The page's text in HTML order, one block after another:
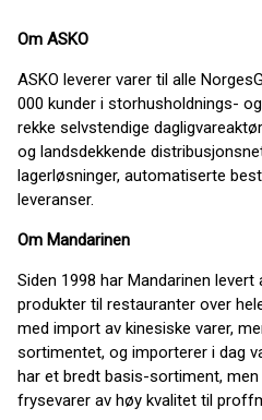
Om ASKO
ASKO leverer varer til alle
000 kunder i storhusholdnings-
rekke selvstendige
og landsdekkende
lagerløsninger, automatiserte
leveranser.
Om Mandarinen
Siden 1998 har Mandarinen
produkter til restauranter over
med import av kinesiske varer,
sortimentet, og importerer i dag
har et bredt basis-sortiment,
frysevarer av høy kvalitet til